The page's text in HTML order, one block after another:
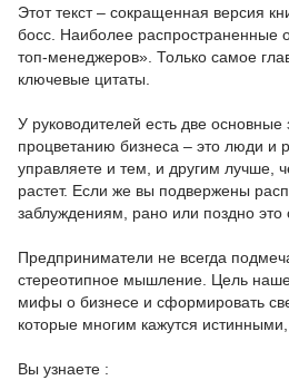
Этот текст – сокращенная версия
босс. Наиболее распространенные
топ-менеджеров». Только самое
ключевые цитаты.
У руководителей есть две основные
процветанию бизнеса – это люди и
управляете и тем, и другим лучше,
растет. Если же вы подвержены
заблуждениям, рано или поздно это
Предприниматели не всегда
стереотипное мышление. Цель
мифы о бизнесе и сформировать
которые многим кажутся
Вы узнаете :